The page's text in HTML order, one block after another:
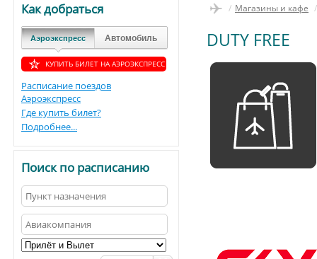
Как добраться
Аэроэкспресс Автомобиль
КУПИТЬ БИЛЕТ НА АЭРОЭКСПРЕСС
Расписание поездов
Аэроэкспресс
Где купить билет?
Подробнее...
Поиск по расписанию
/ Магазины и кафе /
DUTY FREE